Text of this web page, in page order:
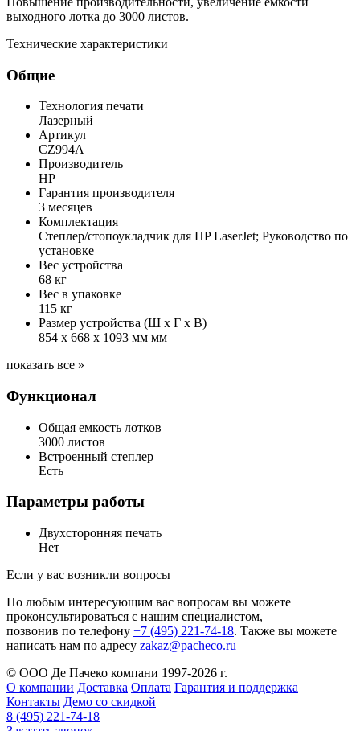
выходного лотка до 3000 листов.
Технические характеристики
Общие
Технология печати
Лазерный
Артикул
CZ994A
Производитель
HP
Гарантия производителя
3 месяцев
Комплектация
Степлер/стопоукладчик для HP LaserJet; Руководство по
установке
Вес устройства
68 кг
Вес в упаковке
115 кг
Размер устройства (Ш x Г x В)
854 x 668 x 1093 мм мм
показать все »
Функционал
Общая емкость лотков
3000 листов
Встроенный степлер
Есть
Параметры работы
Двухсторонняя печать
Нет
Если у вас возникли вопросы
По любым интересующим вас вопросам вы можете
проконсультироваться с нашим специалистом,
позвонив по телефону +7 (495) 221-74-18. Также вы можете
написать нам по адресу zakaz@pacheco.ru
© ООО Де Пачеко компани 1997-2026 г.
О компании Доставка Оплата Гарантия и поддержка
Контакты Демо со скидкой
8 (495) 221-74-18